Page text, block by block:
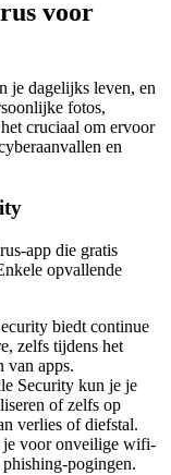
voor
je dagelijks leven, en
fotos,
cruciaal om ervoor
en
app die gratis
opvallende
biedt continue
zelfs tijdens het
van apps.
Security kun je je
of zelfs op
verlies of diefstal.
je voor onveilige wifi-
pogingen.